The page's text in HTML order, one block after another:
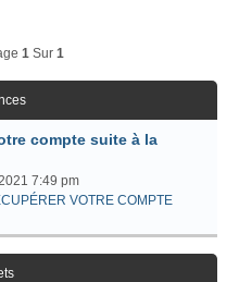
1Sur 1
compte suite à la
7:49 pm
VOTRE COMPTE